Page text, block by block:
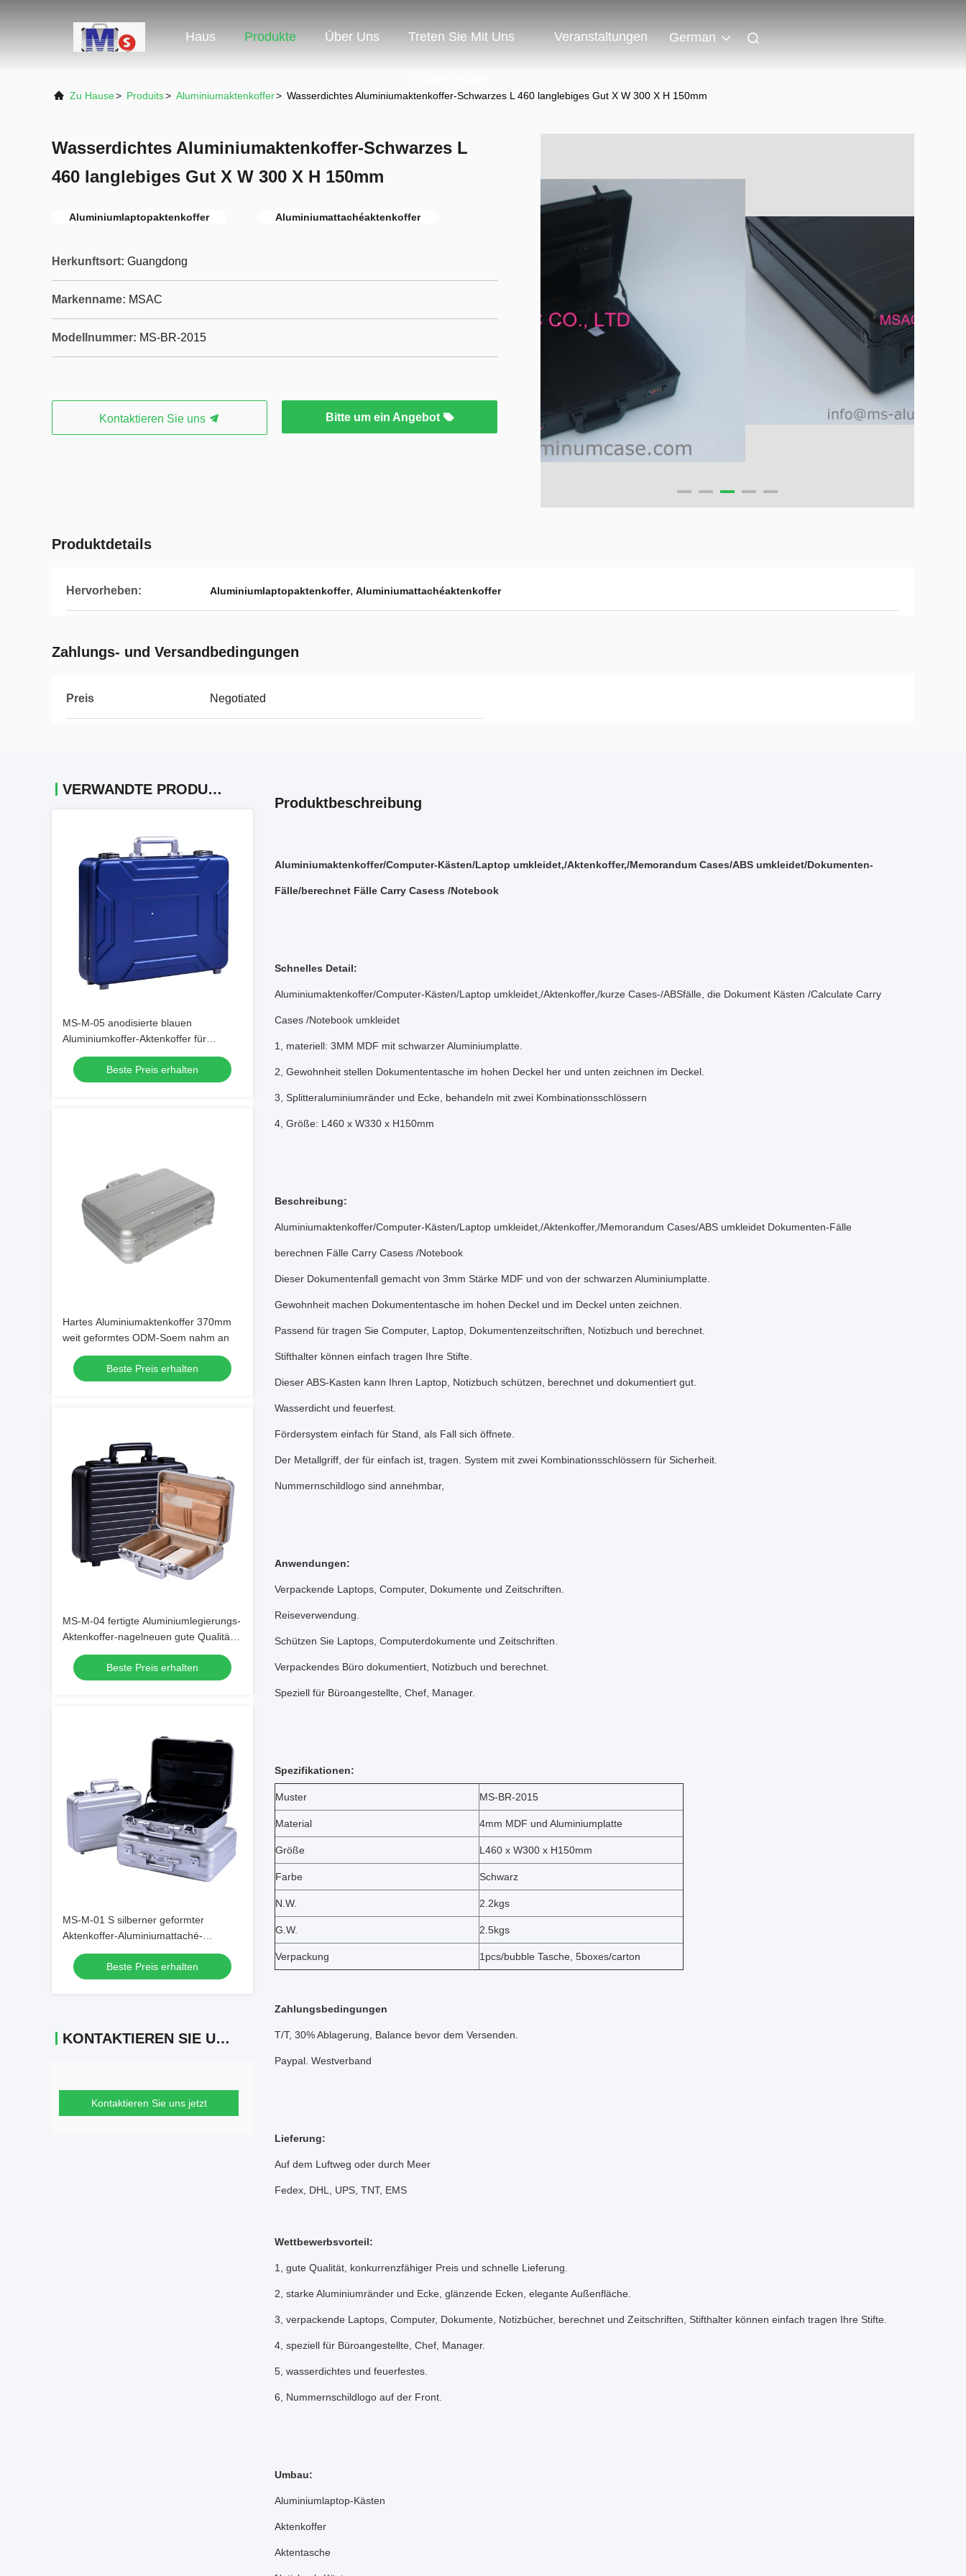
Haus Produkte Über Uns Treten Sie Mit Uns Veranstaltungen German
Zu Hause> Produits> Aluminiumaktenkoffer> Wasserdichtes Aluminiumaktenkoffer-Schwarzes L 460 langlebiges Gut X W 300 X H 150mm
Wasserdichtes Aluminiumaktenkoffer-Schwarzes L
460 langlebiges Gut X W 300 X H 150mm
Aluminiumlaptopaktenkoffer Aluminiumattachéaktenkoffer
Herkunftsort: Guangdong
Markenname: MSAC
Modellnummer: MS-BR-2015
Kontaktieren Sie uns Bitte um ein Angebot
Produktdetails
Hervorheben: Aluminiumlaptopaktenkoffer, Aluminiumattachéaktenkoffer
Zahlungs- und Versandbedingungen
Preis Negotiated
VERWANDTE PRODUKTE
MS-M-05 anodisierte blauen
Aluminiumkoffer-Aktenkoffer für
Verkauf vorbildliches Case
Beste Preis erhalten
Hartes Aluminiumaktenkoffer 370mm
weit geformtes ODM-Soem nahm an
Beste Preis erhalten
MS-M-04 fertigte Aluminiumlegierungs-
Aktenkoffer-nagelneuen gute Qualitäts-
Aluminiumtragekoffer besonders an
Beste Preis erhalten
MS-M-01 S silberner geformter
Aktenkoffer-Aluminiumattaché-
AluminiumTragekoffer
Beste Preis erhalten
KONTAKTIEREN SIE UNS
Kontaktieren Sie uns jetzt
Produktbeschreibung
Aluminiumaktenkoffer/Computer-Kästen/Laptop umkleidet,/Aktenkoffer,/Memorandum Cases/ABS umkleidet/Dokumenten-
Fälle/berechnet Fälle Carry Casess /Notebook
Schnelles Detail:
Aluminiumaktenkoffer/Computer-Kästen/Laptop umkleidet,/Aktenkoffer,/kurze Cases-/ABSfälle, die Dokument Kästen /Calculate Carry
Cases /Notebook umkleidet
1, materiell: 3MM MDF mit schwarzer Aluminiumplatte.
2, Gewohnheit stellen Dokumententasche im hohen Deckel her und unten zeichnen im Deckel.
3, Splitteraluminiumränder und Ecke, behandeln mit zwei Kombinationsschlössern
4, Größe: L460 x W330 x H150mm
Beschreibung:
Aluminiumaktenkoffer/Computer-Kästen/Laptop umkleidet,/Aktenkoffer,/Memorandum Cases/ABS umkleidet Dokumenten-Fälle
berechnen Fälle Carry Casess /Notebook
Dieser Dokumentenfall gemacht von 3mm Stärke MDF und von der schwarzen Aluminiumplatte.
Gewohnheit machen Dokumententasche im hohen Deckel und im Deckel unten zeichnen.
Passend für tragen Sie Computer, Laptop, Dokumentenzeitschriften, Notizbuch und berechnet.
Stifthalter können einfach tragen Ihre Stifte.
Dieser ABS-Kasten kann Ihren Laptop, Notizbuch schützen, berechnet und dokumentiert gut.
Wasserdicht und feuerfest.
Fördersystem einfach für Stand, als Fall sich öffnete.
Der Metallgriff, der für einfach ist, tragen. System mit zwei Kombinationsschlössern für Sicherheit.
Nummernschildlogo sind annehmbar,
Anwendungen:
Verpackende Laptops, Computer, Dokumente und Zeitschriften.
Reiseverwendung.
Schützen Sie Laptops, Computerdokumente und Zeitschriften.
Verpackendes Büro dokumentiert, Notizbuch und berechnet.
Speziell für Büroangestellte, Chef, Manager.
Spezifikationen:
Muster MS-BR-2015
Material 4mm MDF und Aluminiumplatte
Größe L460 x W300 x H150mm
Farbe Schwarz
N.W. 2.2kgs
G.W. 2.5kgs
Verpackung 1pcs/bubble Tasche, 5boxes/carton
Zahlungsbedingungen
T/T, 30% Ablagerung, Balance bevor dem Versenden.
Paypal. Westverband
Lieferung:
Auf dem Luftweg oder durch Meer
Fedex, DHL, UPS, TNT, EMS
Wettbewerbsvorteil:
1, gute Qualität, konkurrenzfähiger Preis und schnelle Lieferung.
2, starke Aluminiumränder und Ecke, glänzende Ecken, elegante Außenfläche.
3, verpackende Laptops, Computer, Dokumente, Notizbücher, berechnet und Zeitschriften, Stifthalter können einfach tragen Ihre Stifte.
4, speziell für Büroangestellte, Chef, Manager.
5, wasserdichtes und feuerfestes.
6, Nummernschildlogo auf der Front.
Umbau:
Aluminiumlaptop-Kästen
Aktenkoffer
Aktentasche